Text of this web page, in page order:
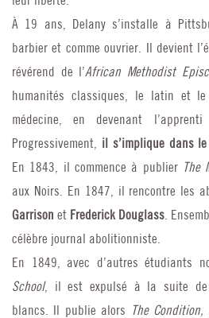
À 19 ans, Delany s’installe à
barbier et comme ouvrier. Il devient
révérend de l’African Methodist
humanités classiques, le latin et
médecine, en devenant
Progressivement, il s’implique dans
En 1843, il commence à publier The
aux Noirs. En 1847, il rencontre les
Garrison et Frederick Douglass.
célèbre journal abolitionniste.
En 1849, avec d’autres étudiants
School, il est expulsé à la suite de
blancs. Il publie alors
The